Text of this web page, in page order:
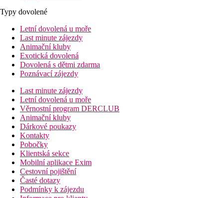
Typy dovolené
Letní dovolená u moře
Last minute zájezdy
Animační kluby
Exotická dovolená
Dovolená s dětmi zdarma
Poznávací zájezdy
Last minute zájezdy
Letní dovolená u moře
Věrnostní program DERCLUB
Animační kluby
Dárkové poukazy
Kontakty
Pobočky
Klientská sekce
Mobilní aplikace Exim
Cestovní pojištění
Časté dotazy
Podmínky k zájezdu